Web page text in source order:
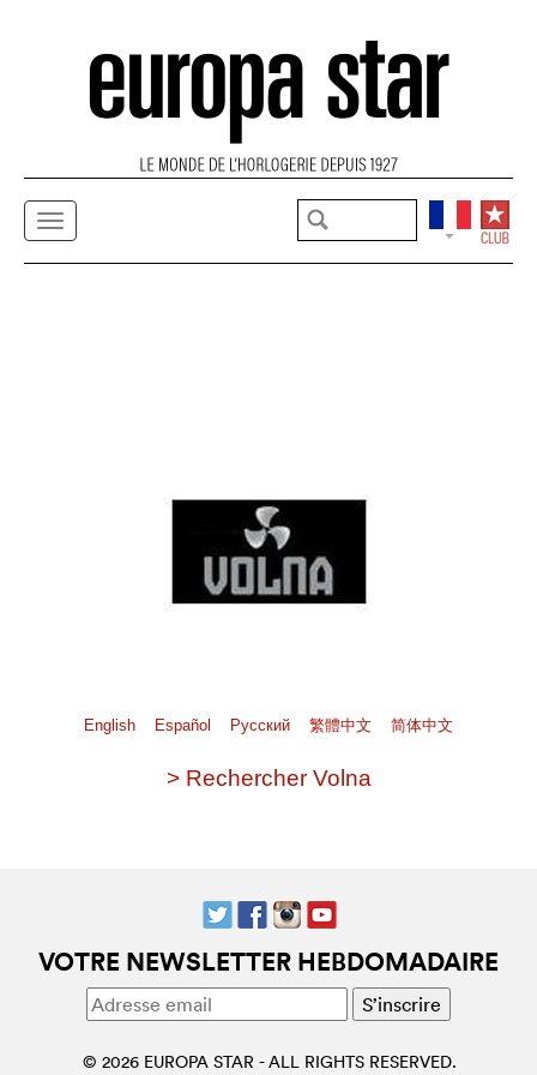
English Español Pусский 繁體中文 简体中文
> Rechercher Volna
VOTRE NEWSLETTER HEBDOMADAIRE
© 2026 EUROPA STAR - ALL RIGHTS RESERVED.